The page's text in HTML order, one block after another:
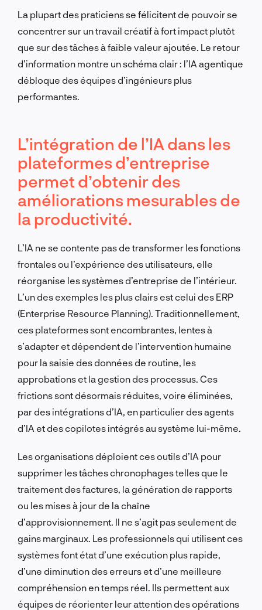
La plupart des praticiens se félicitent de pouvoir se
concentrer sur un travail créatif à fort impact plutôt
que sur des tâches à faible valeur ajoutée. Le retour
d’information montre un schéma clair : l’IA agentique
débloque des équipes d’ingénieurs plus
performantes.
L’intégration de l’IA dans les
plateformes d’entreprise
permet d’obtenir des
améliorations mesurables de
la productivité.
L’IA ne se contente pas de transformer les fonctions
frontales ou l’expérience des utilisateurs, elle
réorganise les systèmes d’entreprise de l’intérieur.
L’un des exemples les plus clairs est celui des ERP
(Enterprise Resource Planning). Traditionnellement,
ces plateformes sont encombrantes, lentes à
s’adapter et dépendent de l’intervention humaine
pour la saisie des données de routine, les
approbations et la gestion des processus. Ces
frictions sont désormais réduites, voire éliminées,
par des intégrations d’IA, en particulier des agents
d’IA et des copilotes intégrés au système lui-même.
Les organisations déploient ces outils d’IA pour
supprimer les tâches chronophages telles que le
traitement des factures, la génération de rapports
ou les mises à jour de la chaîne
d’approvisionnement. Il ne s’agit pas seulement de
gains marginaux. Les professionnels qui utilisent ces
systèmes font état d’une exécution plus rapide,
d’une diminution des erreurs et d’une meilleure
compréhension en temps réel. Ils permettent aux
équipes de réorienter leur attention des opérations